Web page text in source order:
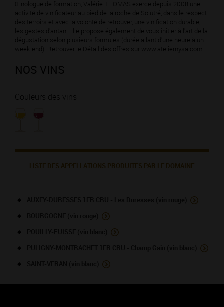
Œnologue de formation, Valérie THOMAS exerce depuis 2008 une
activité de vinificateur au pied de la roche de Solutré, dans le respect
des terroirs et avec la volonté de retrouver, une vinification durable,
les gestes d'antan. Elle propose également de vous initier à l'art de la
dégustation selon plusieurs formules (durée allant d'une heure à un
week-end). Retrouver le Détail des offres sur www.ateliernysa.com
NOS VINS
Couleurs des vins
LISTE DES APPELLATIONS PRODUITES PAR LE DOMAINE